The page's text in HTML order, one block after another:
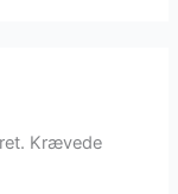
Krævede